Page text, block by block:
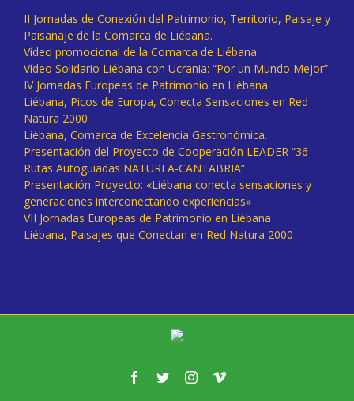
II Jornadas de Conexión del Patrimonio, Territorio, Paisaje y
Paisanaje de la Comarca de Liébana.
Vídeo promocional de la Comarca de Liébana
Vídeo Solidario Liébana con Ucrania: “Por un Mundo Mejor”
IV Jornadas Europeas de Patrimonio en Liébana
Liébana, Picos de Europa, Conecta Sensaciones en Red
Natura 2000
Liébana, Comarca de Excelencia Gastronómica.
Presentación del Proyecto de Cooperación LEADER “36
Rutas Autoguiadas NATUREA-CANTABRIA”
Presentación Proyecto: «Liébana conecta sensaciones y
generaciones interconectando experiencias»
VII Jornadas Europeas de Patrimonio en Liébana
Liébana, Paisajes que Conectan en Red Natura 2000
Facebook
TwitterInstagramVimeo